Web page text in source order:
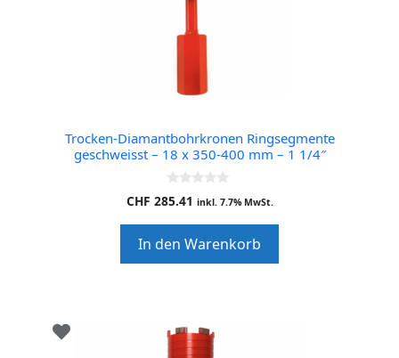
Trocken-Diamantbohrkronen Ringsegmente
geschweisst – 18 x 350-400 mm – 1 1/4″
0
o
o
f
5
CHF 285.41 inkl. 7.7% MwSt.
In den Warenkorb